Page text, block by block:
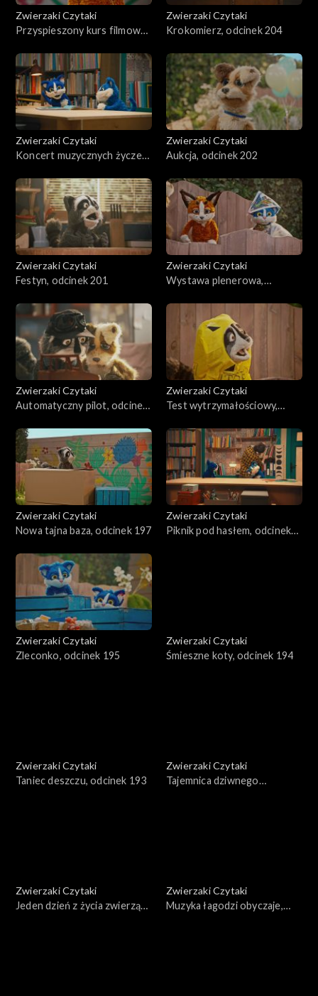
Zwierzaki Czytaki
Przyspieszony kurs filmowy,
Zwierzaki Czytaki
Krokomierz, odcinek 204
Zwierzaki Czytaki
Koncert muzycznych życzeń,
Zwierzaki Czytaki
Aukcja, odcinek 202
Zwierzaki Czytaki
Festyn, odcinek 201
Zwierzaki Czytaki
Wystawa plenerowa,
Zwierzaki Czytaki
Automatyczny pilot, odcinek
Zwierzaki Czytaki
Test wytrzymałościowy,
Zwierzaki Czytaki
Nowa tajna baza, odcinek 197
Zwierzaki Czytaki
Piknik pod hasłem, odcinek
Zwierzaki Czytaki
Zleconko, odcinek 195
Zwierzaki Czytaki
Śmieszne koty, odcinek 194
Zwierzaki Czytaki
Taniec deszczu, odcinek 193
Zwierzaki Czytaki
Tajemnica dziwnego
Zwierzaki Czytaki
Jeden dzień z życia zwierząt
Zwierzaki Czytaki
Muzyka łagodzi obyczaje,